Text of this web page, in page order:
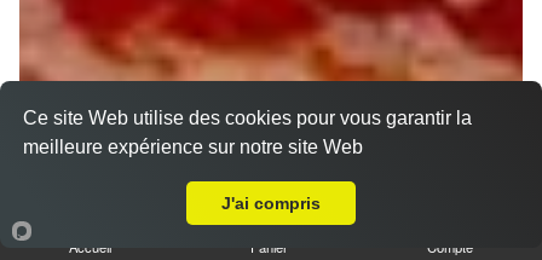
Accueil Panier Compte
Ce site Web utilise des cookies pour vous garantir la
meilleure expérience sur notre site Web
J'ai compris